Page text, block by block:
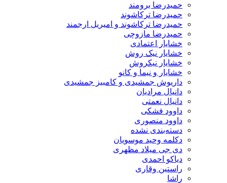
حمیدرضا برومند
حمیدرضا ترکاشوند
حمیدرضا ترکاشوند و امیریل ارجمند
حمیدرضا مازوچی
خشایار اعتمادی
خشایار نیک روش
خشایار نیکروش
خشایار و نیما و کانو
داریوش جمشیدی و کامبیز جمشیدی
دانیال مرادیان
دانیال نعمتی
داوود فشکی
داوود منصوری
دسته‌بندی نشده
دکلمه وحید موسویان
دی جی میلاد مظهری
دیاکو احمدی
راستین وقاری